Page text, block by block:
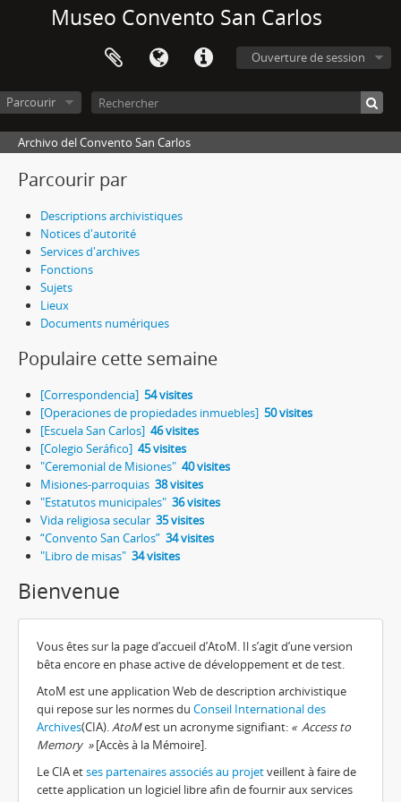
Museo Convento San Carlos
Ouverture de session
Parcourir
Archivo del Convento San Carlos
Parcourir par
Descriptions archivistiques
Notices d'autorité
Services d'archives
Fonctions
Sujets
Lieux
Documents numériques
Populaire cette semaine
[Correspondencia] 54 visites
[Operaciones de propiedades inmuebles] 50 visites
[Escuela San Carlos] 46 visites
[Colegio Seráfico] 45 visites
"Ceremonial de Misiones" 40 visites
Misiones-parroquias 38 visites
"Estatutos municipales" 36 visites
Vida religiosa secular 35 visites
“Convento San Carlos” 34 visites
"Libro de misas" 34 visites
Bienvenue
Vous êtes sur la page d’accueil d’AtoM. Il s’agit d’une version
bêta encore en phase active de développement et de test.
AtoM est une application Web de description archivistique
qui repose sur les normes du Conseil International des
Archives(CIA).AtoMest un acronyme signifiant: « Access to
Memory »[Accès à la Mémoire].
Le CIA etses partenaires associés au projetveillent à faire de
cette application un logiciel libre afin de fournir aux services